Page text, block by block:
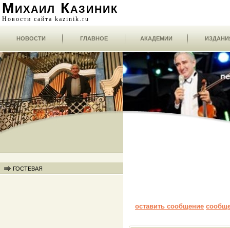
Михаил Казиник
Новости сайта kazinik.ru
НОВОСТИ ГЛАВНОЕ АКАДЕМИИ
ГОСТЕВАЯ
оставить сообщение